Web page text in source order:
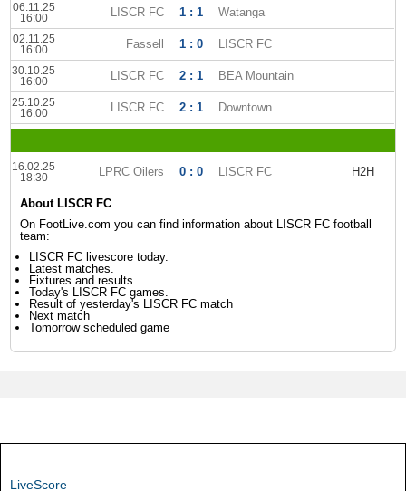
06.11.25
16:00
LISCR FC 1 : 1 Watanga
02.11.25
16:00
Fassell 1 : 0 LISCR FC
30.10.25
16:00
LISCR FC 2 : 1 BEA Mountain
25.10.25
16:00
LISCR FC 2 : 1 Downtown
16.02.25
18:30
LPRC Oilers 0 : 0 LISCR FC H2H
About LISCR FC
On FootLive.com you can find information about LISCR FC football
team:
LISCR FC livescore today.
Latest matches.
Fixtures and results.
Today's LISCR FC games.
Result of yesterday's LISCR FC match
Next match
Tomorrow scheduled game
LiveScore